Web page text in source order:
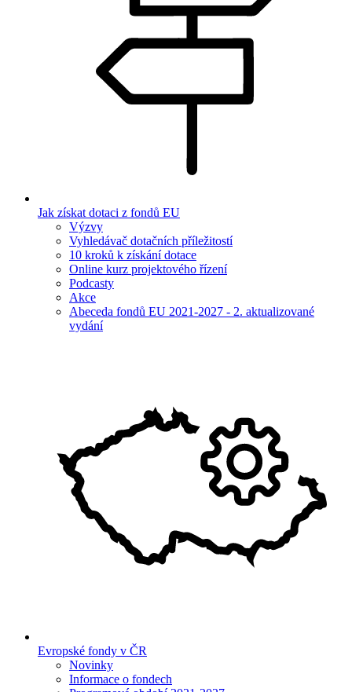
Jak získat dotaci z fondů EU
Výzvy
Vyhledávač dotačních příležitostí
10 kroků k získání dotace
Online kurz projektového řízení
Podcasty
Akce
Abeceda fondů EU 2021-2027 - 2. aktualizované
vydání
Evropské fondy v ČR
Novinky
Informace o fondech